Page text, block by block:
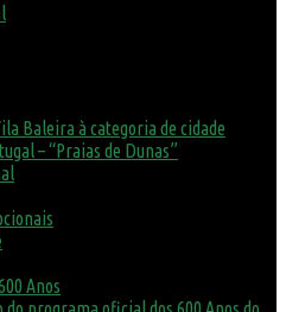
Baleira à categoria de cidade
– “Praias de Dunas”
Anos